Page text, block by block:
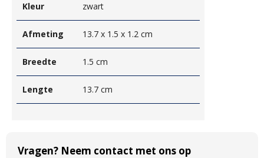
Kleur zwart
Afmeting 13.7 x 1.5 x 1.2 cm
Breedte 1.5 cm
Lengte 13.7 cm
Vragen? Neem contact met ons op